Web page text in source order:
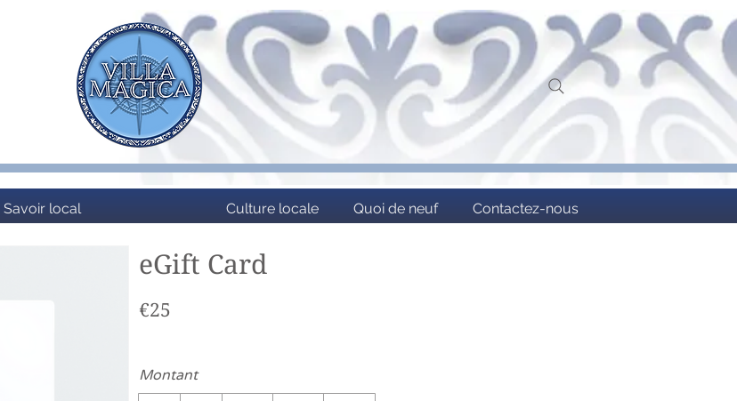
Savoir local Culture locale Quoi de neuf Contactez-nous
eGift Card
€25
Montant